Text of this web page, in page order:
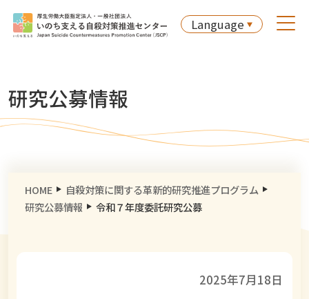
Language
研究公募情報
HOME
自殺対策に関する革新的研究推進プログラム
研究公募情報
令和７年度委託研究公募
2025年7月18日